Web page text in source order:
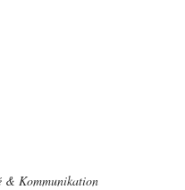
& Kommunikation